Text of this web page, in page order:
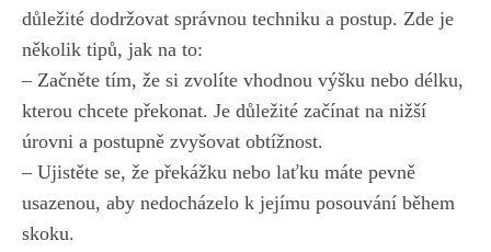
důležité dodržovat správnou techniku a postup.⁤ Zde je
několik‍ tipů, jak ⁤na to:
– Začněte tím, že si zvolíte vhodnou výšku nebo ⁣délku,
kterou chcete překonat. Je důležité začínat na‍ nižší
úrovni⁣ a postupně zvyšovat obtížnost.
– Ujistěte⁤ se, že​ překážku nebo laťku‌ máte pevně
usazenou, aby nedocházelo k jejímu posouvání během
skoku.